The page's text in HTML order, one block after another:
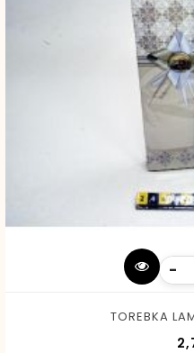
-
TOREBKA